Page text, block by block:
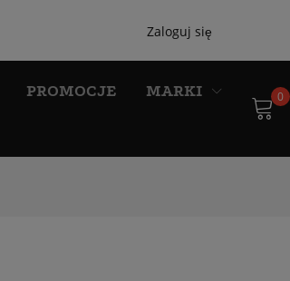
Zaloguj się
PROMOCJE
MARKI
0